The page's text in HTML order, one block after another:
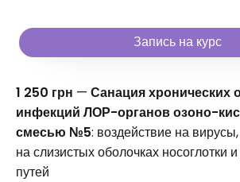
Запись на курс
1 250 грн — Санация хронических
инфекций ЛОР-органов озоно-
смесью №5: воздействие на
на слизистых оболочках носоглотки
путей